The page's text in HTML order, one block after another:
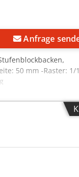
Anfrage
50 mm -Raster: 1/